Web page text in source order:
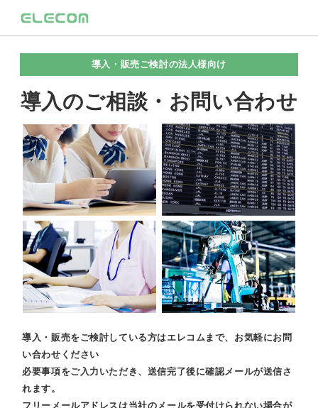
導入・販売ご検討の法人様向け
導入のご相談・お問い合わせ
導入・販売をご検討している方はエレコムまで、お気軽にお問
い合わせください
必要事項をご入力いただき、送信完了後に確認メールが送信さ
れます。
フリーメールアドレスは当社のメールを受付けられない場合が